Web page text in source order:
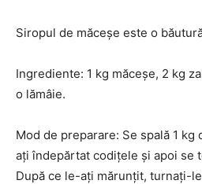
Siropul de măceșe este o
Ingrediente: 1 kg măceșe, 2 kg
o lămâie.
Mod de preparare: Se spală 1 kg
ați îndepărtat codițele și apoi se
După ce le-ați mărunțit, turnați-